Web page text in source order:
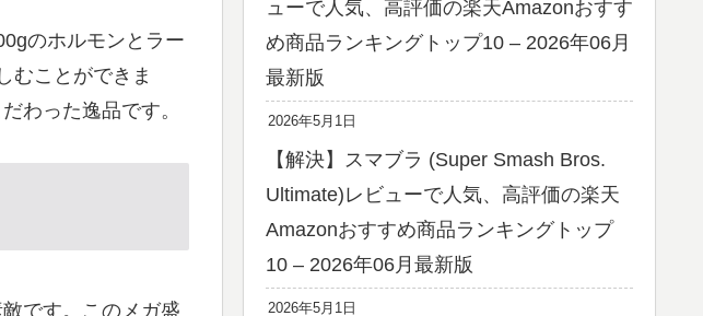
のホルモンとラー
むことができま
わった逸品です。
です。このメガ盛
ューで人気、高評価の楽天Amazonおすす
め商品ランキングトップ10 – 2026年06月
最新版
2026年5月1日
【解決】スマブラ (Super Smash Bros.
Ultimate)レビューで人気、高評価の楽天
Amazonおすすめ商品ランキングトップ
10 – 2026年06月最新版
2026年5月1日